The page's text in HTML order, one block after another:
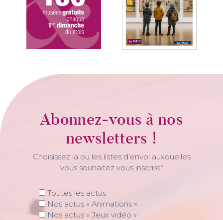
Abonnez-vous à nos
newsletters !
Choisissez la ou les listes d’envoi auxquelles
vous souhaitez vous inscrire*
Toutes les actus
Nos actus « Animations »
Nos actus « Jeux vidéo »